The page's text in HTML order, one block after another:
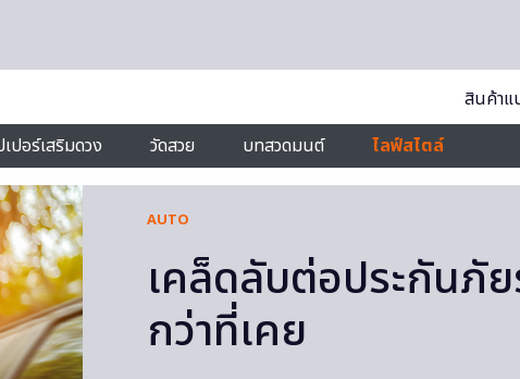
สินค้าแ
เปอร์เสริมดวง วัดสวย บทสวดมนต์ ไลฟ์สไตล์
AUTO
เคล็ดลับต่อประกันภั
กว่าที่เคย